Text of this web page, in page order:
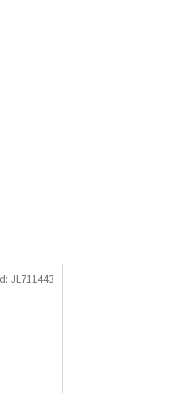
JL711443